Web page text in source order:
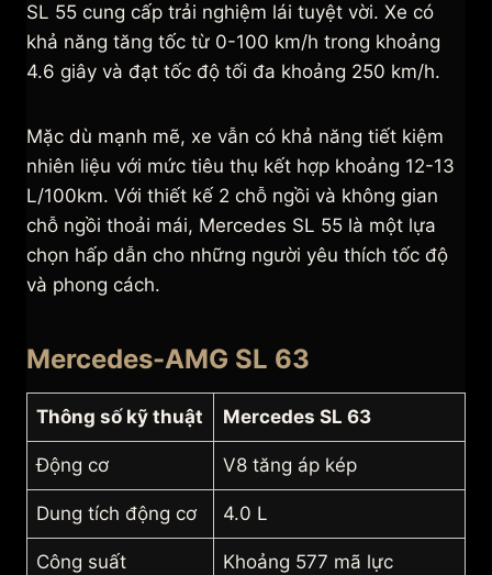
SL 55 cung cấp trải nghiệm lái tuyệt vời. Xe có
khả năng tăng tốc từ 0-100 km/h trong khoảng
4.6 giây và đạt tốc độ tối đa khoảng 250 km/h.
Mặc dù mạnh mẽ, xe vẫn có khả năng tiết kiệm
nhiên liệu với mức tiêu thụ kết hợp khoảng 12-13
L/100km. Với thiết kế 2 chỗ ngồi và không gian
chỗ ngồi thoải mái, Mercedes SL 55 là một lựa
chọn hấp dẫn cho những người yêu thích tốc độ
và phong cách.
Mercedes-AMG SL 63
Thông số kỹ thuật Mercedes SL 63
Động cơ V8 tăng áp kép
Dung tích động cơ 4.0 L
Công suất Khoảng 577 mã lực